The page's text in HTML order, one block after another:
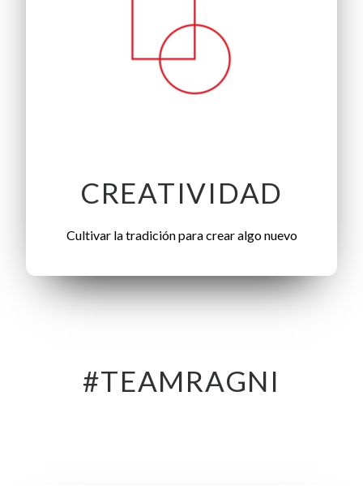
CREATIVIDAD
Cultivar la tradición para crear algo nuevo
#TEAMRAGNI